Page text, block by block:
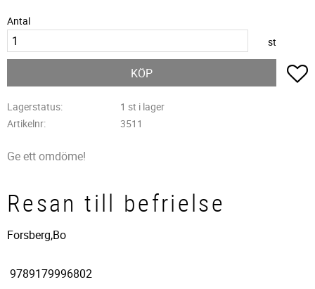
Antal
st
KÖP
Lagerstatus
1 st i lager
Artikelnr
3511
Ge ett omdöme!
Resan till befrielse
Forsberg,Bo
9789179996802